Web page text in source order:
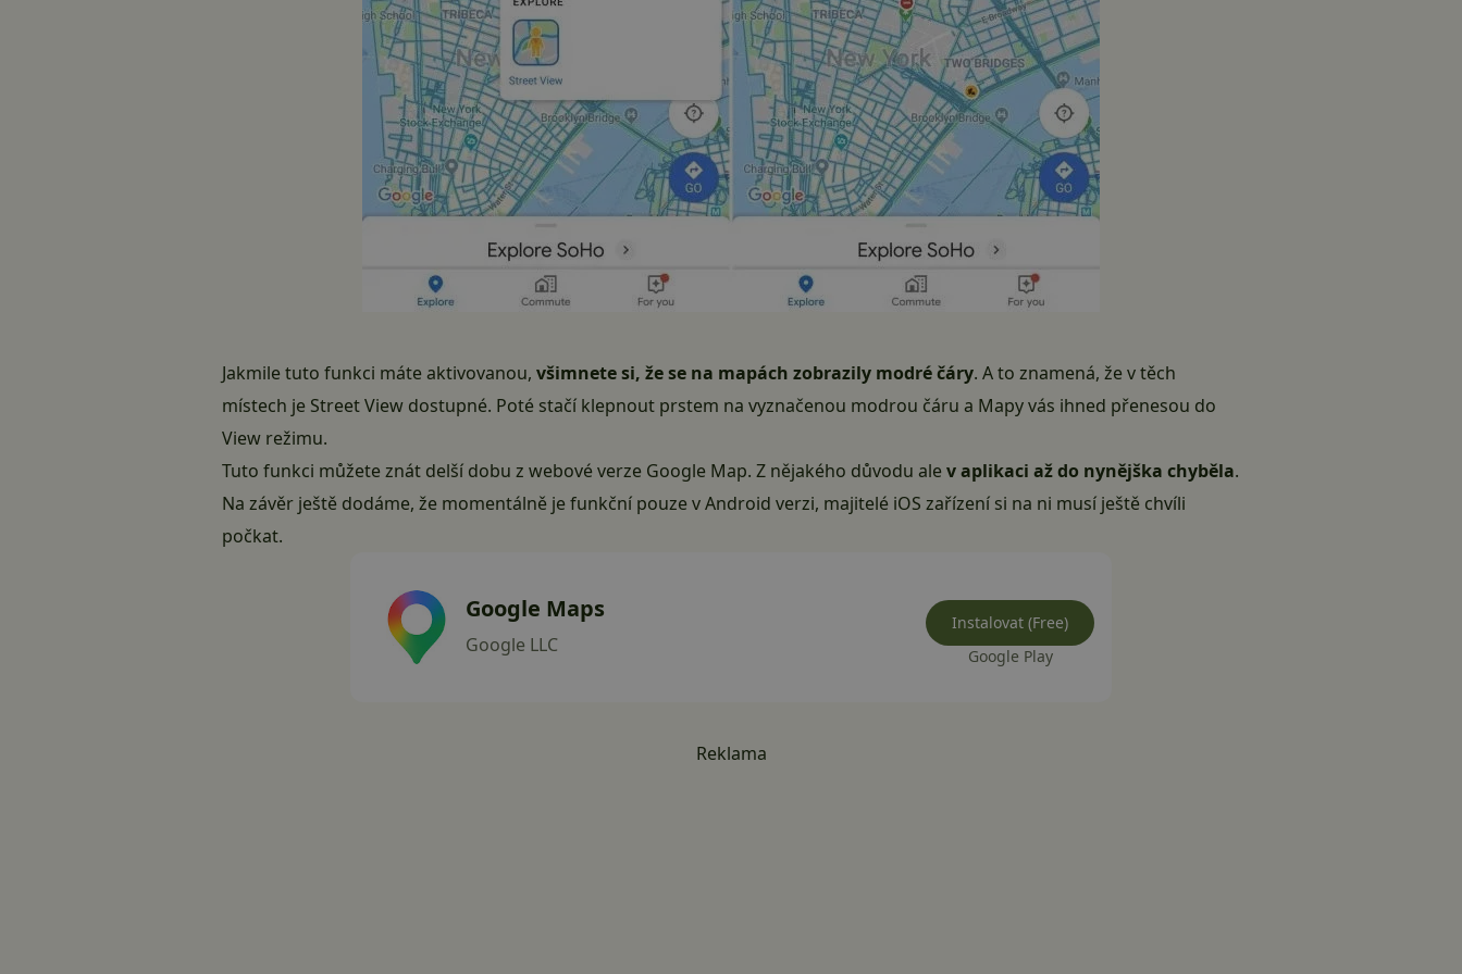
Jakmile tuto funkci máte aktivovanou, všimnete si, že se na mapách zobrazily modré čáry. A to znamená, že v těch
místech je Street View dostupné. Poté stačí klepnout prstem na vyznačenou modrou čáru a Mapy vás ihned přenesou do
View režimu.
Tuto funkci můžete znát delší dobu z webové verze Google Map. Z nějakého důvodu alev aplikaci až do nynějška chyběla.
Na závěr ještě dodáme, že momentálně je funkční pouze vAndroid verzi, majitelé iOS zařízení si na ni musí ještě chvíli
počkat.
Google Maps
Google LLC
Instalovat (Free)
Google Play
Reklama